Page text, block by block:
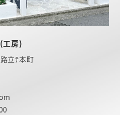
工房)
立ﾃ本町